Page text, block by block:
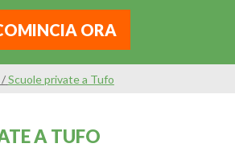
ORA
/Scuole private a Tufo
A TUFO